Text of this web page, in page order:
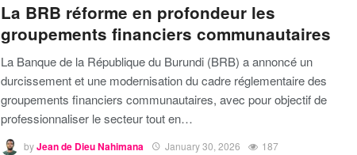
La BRB réforme en profondeur les
groupements financiers communautaires
La Banque de la République du Burundi (BRB) a annoncé un
durcissement et une modernisation du cadre réglementaire des
groupements financiers communautaires, avec pour objectif de
professionnaliser le secteur tout en…
byJean de Dieu Nahimana January 30, 2026 187